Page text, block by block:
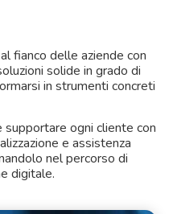
fianco delle aziende con
solide in grado di
in strumenti concreti
supportare ogni cliente con
e assistenza
nel percorso di
digitale.